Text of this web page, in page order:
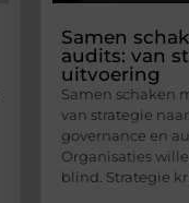
Samen
audits: van
uitvoering
Samen schaken
van strategie
governance en
Organisaties
blind. Strategie